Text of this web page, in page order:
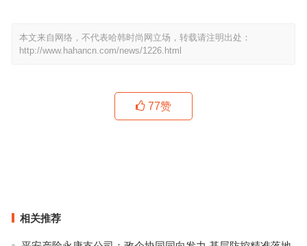
本文来自网络，不代表哈韩时尚网立场，转载请注明出处：
http://www.hahancn.com/news/1226.html
77赞
相关推荐